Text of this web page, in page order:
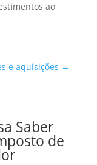
ao
e aquisições →
Saber
de